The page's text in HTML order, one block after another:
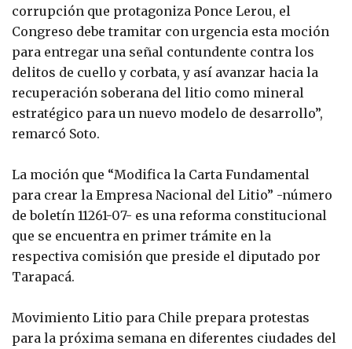
corrupción que protagoniza Ponce Lerou, el
Congreso debe tramitar con urgencia esta moción
para entregar una señal contundente contra los
delitos de cuello y corbata, y así avanzar hacia la
recuperación soberana del litio como mineral
estratégico para un nuevo modelo de desarrollo”,
remarcó Soto.
La moción que “Modifica la Carta Fundamental
para crear la Empresa Nacional del Litio” -número
de boletín 11261-07- es una reforma constitucional
que se encuentra en primer trámite en la
respectiva comisión que preside el diputado por
Tarapacá.
Movimiento Litio para Chile prepara protestas
para la próxima semana en diferentes ciudades del